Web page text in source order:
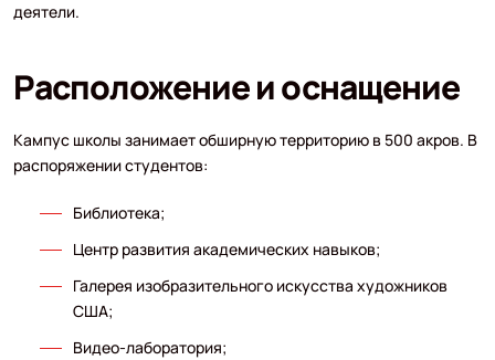
деятели.
Расположение и оснащение
Кампус школы занимает обширную территорию в 500 акров. В
распоряжении студентов:
Библиотека;
Центр развития академических навыков;
Галерея изобразительного искусства художников
США;
Видео-лаборатория;